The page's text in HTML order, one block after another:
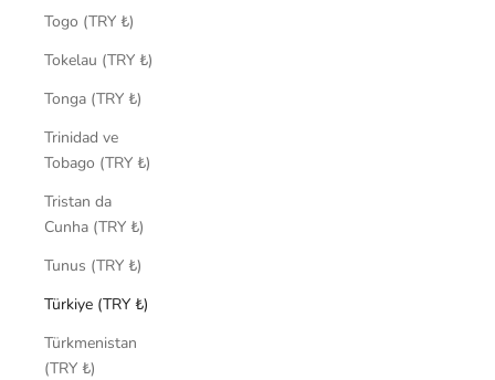
Togo (TRY ₺)
Tokelau (TRY ₺)
Tonga (TRY ₺)
Trinidad ve
Tobago (TRY ₺)
Tristan da
Cunha (TRY ₺)
Tunus (TRY ₺)
Türkiye (TRY ₺)
Türkmenistan
(TRY ₺)